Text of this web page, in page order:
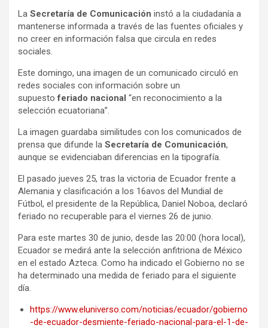
La Secretaría de Comunicación instó a la ciudadanía a
mantenerse informada a través de las fuentes oficiales y
no creer en información falsa que circula en redes
sociales.
Este domingo, una imagen de un comunicado circuló en
redes sociales con información sobre un
supuestoferiado nacional “en reconocimiento a la
selección ecuatoriana”.
La imagen guardaba similitudes con los comunicados de
prensa que difunde la Secretaría de Comunicación,
aunque se evidenciaban diferencias en la tipografía.
El pasado jueves 25, tras la victoria de Ecuador frente a
Alemania y clasificación a los 16avos del Mundial de
Fútbol, el presidente de la República, Daniel Noboa, declaró
feriado no recuperable para el viernes 26 de junio.
Para este martes 30 de junio, desde las 20:00 (hora local),
Ecuador se medirá ante la selección anfitriona de México
en el estado Azteca. Como ha indicado el Gobierno no se
ha determinado una medida de feriado para el siguiente
día.
https://www.eluniverso.com/noticias/ecuador/gobierno
-de-ecuador-desmiente-feriado-nacional-para-el-1-de-